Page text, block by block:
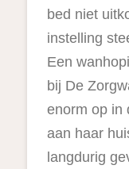
bed niet
instelling
Een
bij De
enorm op in
aan haar
langdurig